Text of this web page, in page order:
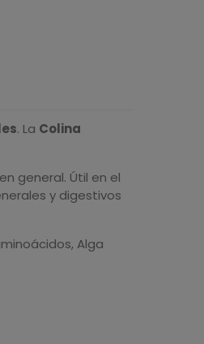
. La Colina
en general. Útil en el
y digestivos
Alga